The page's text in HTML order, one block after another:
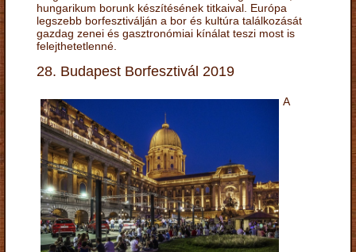
hungarikum borunk készítésének titkaival. Európa
legszebb borfesztiválján a bor és kultúra találkozását
gazdag zenei és gasztronómiai kínálat teszi most is
felejthetetlenné.
28. Budapest Borfesztivál 2019
A